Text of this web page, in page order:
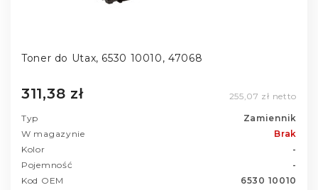
Toner do Utax, 6530 10010, 47068
311,38 zł 255,07 zł netto
Typ
Zamiennik
W magazynie
Brak
Kolor
-
Pojemność
-
Kod OEM
6530 10010